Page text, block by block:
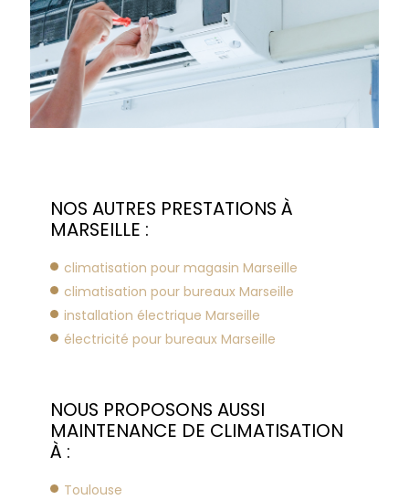
NOS AUTRES PRESTATIONS À
MARSEILLE :
climatisation pour magasin Marseille
climatisation pour bureaux Marseille
installation électrique Marseille
électricité pour bureaux Marseille
NOUS PROPOSONS AUSSI
MAINTENANCE DE CLIMATISATION
À :
Toulouse